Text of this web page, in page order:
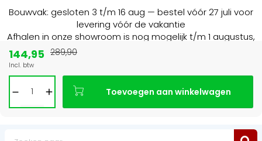
Bouwvak: gesloten 3 t/m 16 aug — bestel vóór 27 juli voor
levering vóór de vakantie
Afhalen in onze showroom is nog mogelijk t/m 1 augustus,
144,95
Incl. btw
289,90
Toevoegen aan winkelwagen